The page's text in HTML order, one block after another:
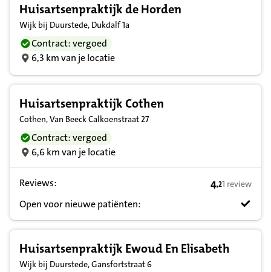
Huisartsenpraktijk de Horden
Wijk bij Duurstede, Dukdalf 1a
Contract: vergoed
6,3 km van je locatie
Huisartsenpraktijk Cothen
Cothen, Van Beeck Calkoenstraat 27
Contract: vergoed
6,6 km van je locatie
Reviews: 4,2 op basis
4,21 review
Open voor nieuwe patiënten:
Huisartsenpraktijk Ewoud En Elisabeth
Wijk bij Duurstede, Gansfortstraat 6